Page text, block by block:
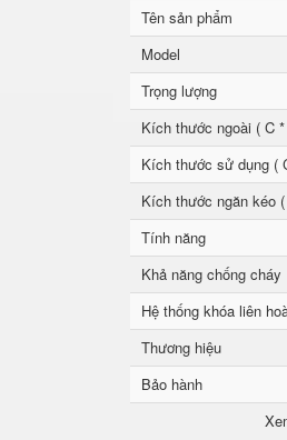
Tên sản phẩm
Model
Trọng lượng
Kích thước ngoài ( C
Kích thước sử dụng (
Kích thước ngăn kéo
Tính năng
Khả năng chống cháy
Hệ thống khóa liên
Thương hiệu
Bảo hành